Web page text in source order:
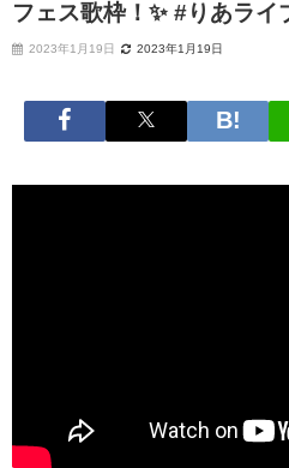
フェス歌枠！✨ #りあライ
2023年1月19日 2023年1月19日